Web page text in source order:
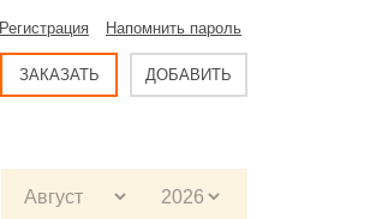
Регистрация Напомнить пароль
ЗАКАЗАТЬ ДОБАВИТЬ